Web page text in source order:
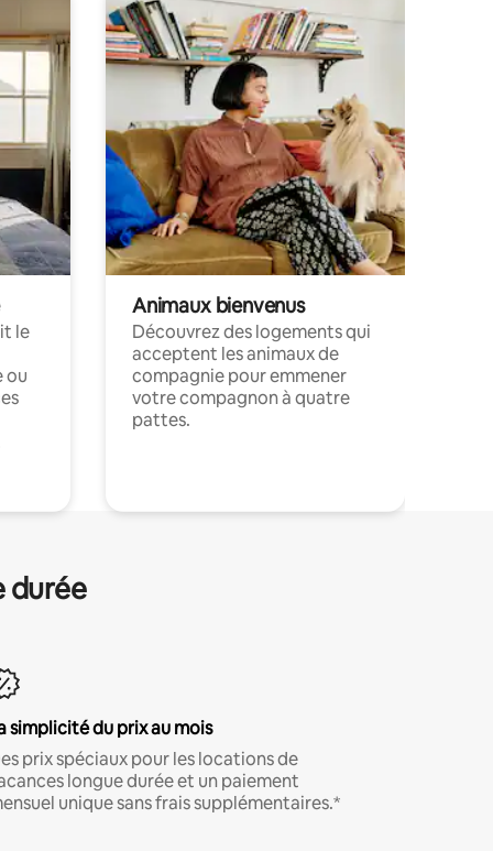
le
ou
Animaux bienvenus
Découvrez des logements qui
acceptent les animaux de
compagnie pour emmener
votre compagnon à quatre
pattes.
durée
simplicité du prix au mois
prix spéciaux pour les locations de
longue durée et un paiement
unique sans frais supplémentaires.*